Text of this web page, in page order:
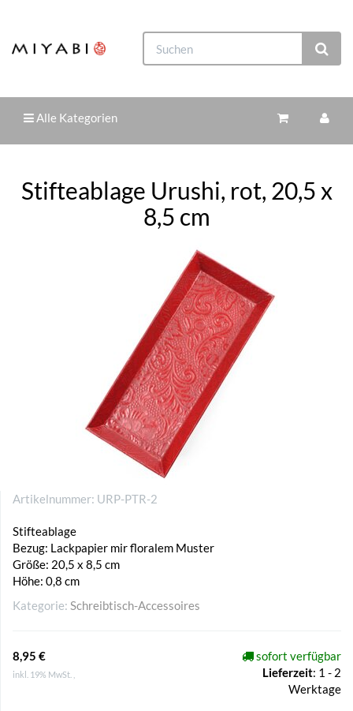
Alle Kategorien
Stifteablage Urushi, rot, 20,5 x
8,5 cm
Artikelnummer: URP-PTR-2
Stifteablage
Bezug: Lackpapier mir floralem Muster
Größe: 20,5 x 8,5 cm
Höhe: 0,8 cm
Kategorie: Schreibtisch-Accessoires
8,95 €
inkl. 19% MwSt. ,
sofort verfügbar
Lieferzeit: 1 - 2
Werktage